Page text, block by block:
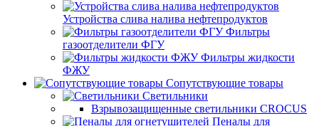
Устройства слива налива нефтепродуктов
Фильтры
газоотделители ФГУ
Фильтры жидкости
ФЖУ
Сопутствующие товары
Светильники
Взрывозащищенные светильники CROCUS
Пеналы для